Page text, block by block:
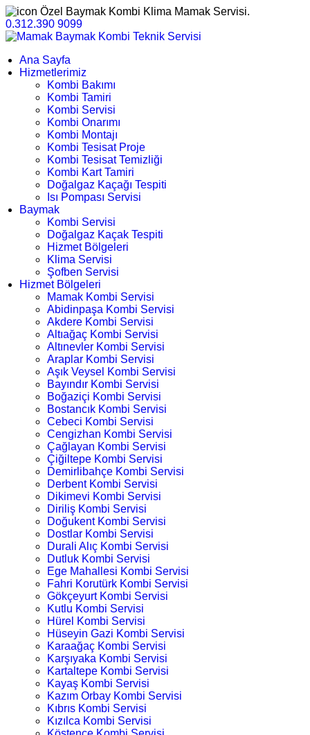
Özel Baymak Kombi Klima Mamak Servisi.
0.312.390 9099
Ana Sayfa
Hizmetlerimiz
Kombi Bakımı
Kombi Tamiri
Kombi Servisi
Kombi Onarımı
Kombi Montajı
Kombi Tesisat Proje
Kombi Tesisat Temizliği
Kombi Kart Tamiri
Doğalgaz Kaçağı Tespiti
Isı Pompası Servisi
Baymak
Kombi Servisi
Doğalgaz Kaçak Tespiti
Hizmet Bölgeleri
Klima Servisi
Şofben Servisi
Hizmet Bölgeleri
Mamak Kombi Servisi
Abidinpaşa Kombi Servisi
Akdere Kombi Servisi
Altıağaç Kombi Servisi
Altınevler Kombi Servisi
Araplar Kombi Servisi
Aşık Veysel Kombi Servisi
Bayındır Kombi Servisi
Boğaziçi Kombi Servisi
Bostancık Kombi Servisi
Cebeci Kombi Servisi
Cengizhan Kombi Servisi
Çağlayan Kombi Servisi
Çiğiltepe Kombi Servisi
Demirlibahçe Kombi Servisi
Derbent Kombi Servisi
Dikimevi Kombi Servisi
Diriliş Kombi Servisi
Doğukent Kombi Servisi
Dostlar Kombi Servisi
Durali Alıç Kombi Servisi
Dutluk Kombi Servisi
Ege Mahallesi Kombi Servisi
Fahri Korutürk Kombi Servisi
Gökçeyurt Kombi Servisi
Kutlu Kombi Servisi
Hürel Kombi Servisi
Hüseyin Gazi Kombi Servisi
Karaağaç Kombi Servisi
Karşıyaka Kombi Servisi
Kartaltepe Kombi Servisi
Kayaş Kombi Servisi
Kazım Orbay Kombi Servisi
Kıbrıs Kombi Servisi
Kızılca Kombi Servisi